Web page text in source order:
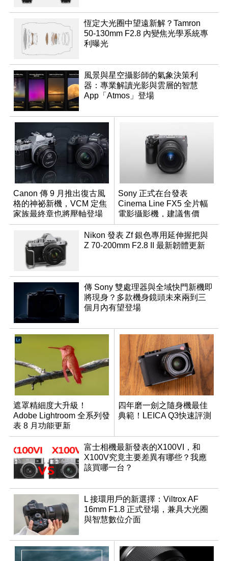
恆定大光圈中望遠新解？Tamron
50-130mm F2.8 內變焦光學系統專
利曝光
風景與星空攝影師的氣象決策利
器：專業解讀光影與雲層的智慧
App「Atmos」登場
Canon 傳 9 月推出復古風
格的神祕新機，VCM 定焦
家族最終章也將壓軸登場
Sony 正式在台發表
Cinema Line FX5 全片幅
電影攝影機，建議售價
NT$144,980
Nikon 發表 Zf 銀色專用延伸握把與
Z 70-200mm F2.8 II 最新韌體更新
傳 Sony 雙處理器與全域快門新機即
將現身？多款機身鏡頭未來兩到三
個月內有望登場
遮罩精細度大升級！
Adobe Lightroom 全系列發
表 8 月功能更新
四年磨一劍之隨身機最佳
典範！LEICA Q3快速評測
富士相機最新發表的X100VI，和
X100V究竟主要差異有哪些？我應
該買哪一台？
L 接環用戶的新選擇：Viltrox AF
16mm F1.8 正式登場，兼具大光圈
與智慧數位介面